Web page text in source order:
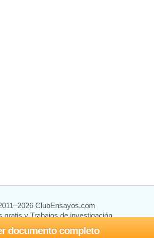
documento completo
ClubEnsayos.com
gratis y Trabajos de investigación